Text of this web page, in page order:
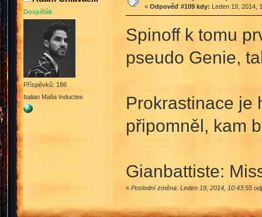
Dospělák
Příspěvků: 186
Italian Mafia Inductee
« Odpověď #109 kdy: Leden 19, 2014,
Spinoff k tomu
pseudo Genie,
Prokrastinace je
připomněl, kam
Gianbattiste:
« Poslední změna: Leden 19, 2014, 10:43:55